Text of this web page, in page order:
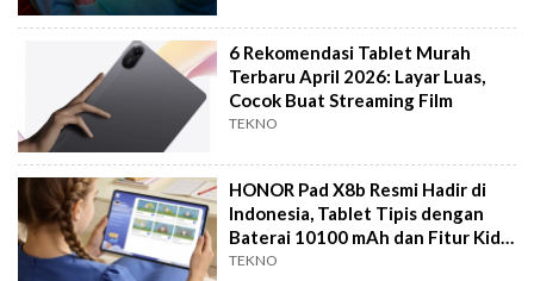
6 Rekomendasi Tablet Murah
Terbaru April 2026: Layar Luas,
Cocok Buat Streaming Film
TEKNO
HONOR Pad X8b Resmi Hadir di
Indonesia, Tablet Tipis dengan
Baterai 10100 mAh dan Fitur Kids
Mode
TEKNO